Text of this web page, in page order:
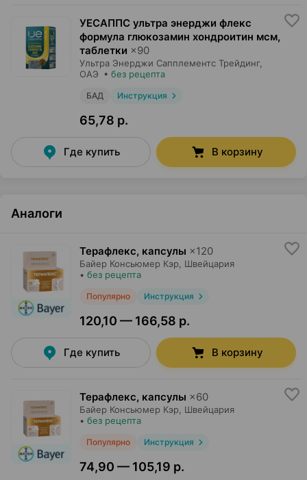
УЕСАППС ультра энерджи флекс
формула глюкозамин хондроитин мсм,
таблетки ×90
Ультра Энерджи Сапплементс Трейдинг,
ОАЭ • без рецепта
БАД Инструкция
65,78 р.
Где купить В корзину
Аналоги
Терафлекс, капсулы ×120
Байер Консьюмер Кэр, Швейцария
• без рецепта
Популярно Инструкция
120,10 — 166,58 р.
Где купить В корзину
Терафлекс, капсулы ×60
Байер Консьюмер Кэр, Швейцария
• без рецепта
Популярно Инструкция
74,90 — 105,19 р.